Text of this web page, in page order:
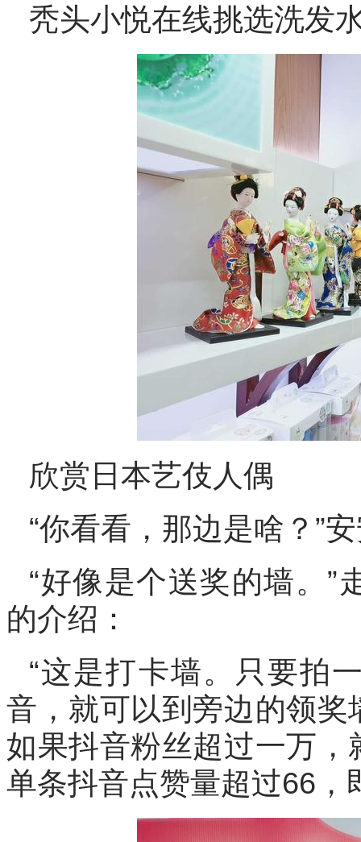
秃头小悦在线挑选洗发
欣赏日本艺伎人偶
“你看看，那边是啥？”
“好像是个送奖的墙。”
的介绍：
“这是打卡墙。只要拍
音，就可以到旁边的领
如果抖音粉丝超过一万
单条抖音点赞量超过66，